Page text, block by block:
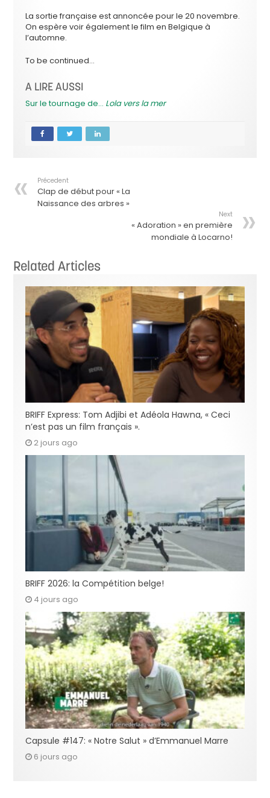
La sortie française est annoncée pour le 20 novembre.
On espère voir également le film en Belgique à
l’automne.
To be continued…
A LIRE AUSSI
Sur le tournage de… Lola vers la mer
Précedent
Clap de début pour « La
Naissance des arbres »
Next
« Adoration » en première
mondiale à Locarno!
Related Articles
BRIFF Express: Tom Adjibi et Adéola Hawna, « Ceci
n’est pas un film français ».
2 jours ago
BRIFF 2026: la Compétition belge!
4 jours ago
Capsule #147: « Notre Salut » d’Emmanuel Marre
6 jours ago